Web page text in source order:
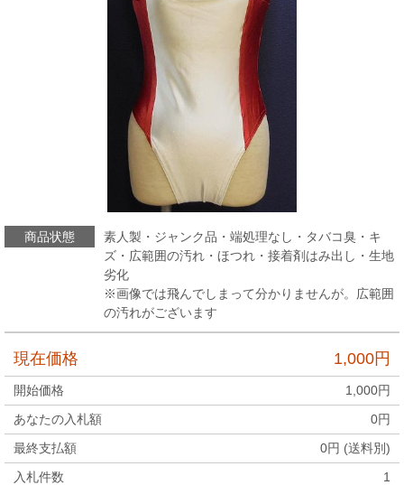
商品状態
素人製・ジャンク品・端処理なし・タバコ臭・キ
ズ・広範囲の汚れ・ほつれ・接着剤はみ出し・生地
劣化
※画像では飛んでしまって分かりませんが。広範囲
の汚れがございます
現在価格 1,000円
開始価格 1,000円
あなたの入札額
0円
最終支払額
0円 (送料別)
入札件数
1